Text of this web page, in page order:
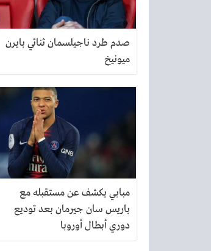
صدم طرد ناجيلسمان ثنائي بايرن
ميونيخ
مبابي يكشف عن مستقبله مع
باريس سان جيرمان بعد توديع
دوري أبطال أوروبا